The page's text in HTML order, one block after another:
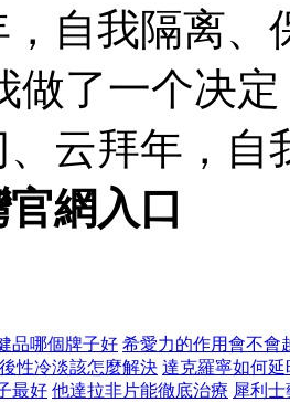
，自我隔离
做了一个决
云拜年，
網入口
品哪個牌子好 希愛力的作用會不會
性冷淡該怎麼解決 達克羅寧如何延
最好 他達拉非片能徹底治療 犀利